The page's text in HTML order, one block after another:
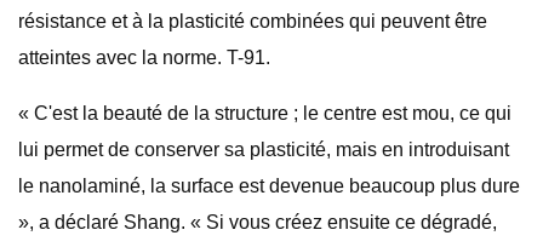
résistance et à la plasticité combinées qui peuvent être
atteintes avec la norme. T-91.
« C'est la beauté de la structure ; le centre est mou, ce qui
lui permet de conserver sa plasticité, mais en introduisant
le nanolaminé, la surface est devenue beaucoup plus dure
», a déclaré Shang. « Si vous créez ensuite ce dégradé,